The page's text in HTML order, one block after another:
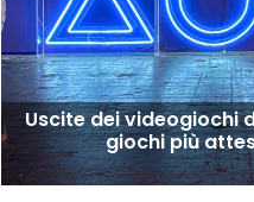
Uscite dei videogiochi
giochi più